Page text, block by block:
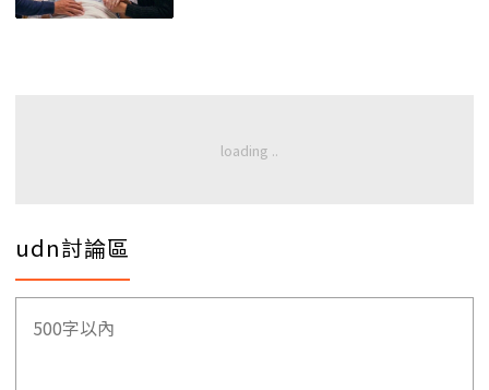
udn討論區